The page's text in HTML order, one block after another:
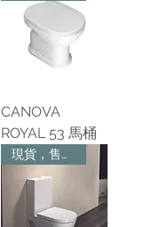
CANOVA
ROYAL 53 馬桶
現貨，售完為止